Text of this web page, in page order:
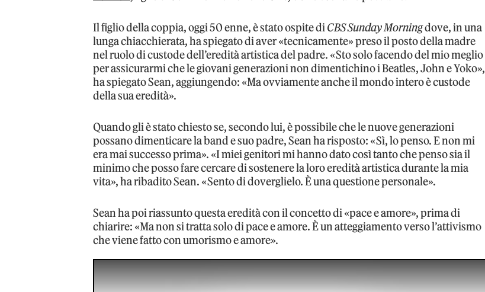
Il figlio della coppia, oggi 50 enne, è stato ospite diCBS Sunday Morningdove, in una
lunga chiacchierata, ha spiegato di aver «tecnicamente» preso il posto della madre
nel ruolo di custode dell’eredità artistica del padre. «Sto solo facendo del mio meglio
per assicurarmi che le giovani generazioni non dimentichino i Beatles, John e Yoko»,
ha spiegato Sean, aggiungendo: «Ma ovviamente anche il mondo intero è custode
della sua eredità».
Quando gli è stato chiesto se, secondo lui, è possibile che le nuove generazioni
possano dimenticare la band e suo padre, Sean ha risposto: «Sì, lo penso. E non mi
era mai successo prima». «I miei genitori mi hanno dato così tanto che penso sia il
minimo che posso fare cercare di sostenere la loro eredità artistica durante la mia
vita», ha ribadito Sean. «Sento di doverglielo. È una questione personale».
Sean ha poi riassunto questa eredità con il concetto di «pace e amore», prima di
chiarire: «Ma non si tratta solo di pace e amore. È un atteggiamento verso l’attivismo
che viene fatto con umorismo e amore».